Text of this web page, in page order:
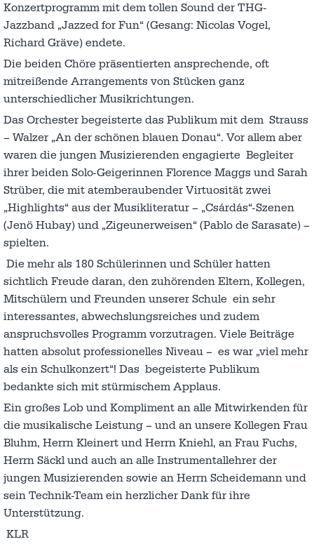
Konzertprogramm mit dem tollen Sound der THG-
Jazzband „Jazzed for Fun“ (Gesang: Nicolas Vogel,
Richard Gräve) endete.
Die beiden Chöre präsentierten ansprechende, oft
mitreißende Ar­rangements von Stücken ganz
unterschiedlicher Musikrichtun­gen.
Das Orchester begeisterte das Publikum mit dem Strauss
– Walzer „An der schönen blauen Donau“. Vor allem aber
waren die jun­gen Musizierenden engagierte Begleiter
ihrer beiden Solo-Geige­rinnen Florence Maggs und Sarah
Strüber, die mit atemberaubender Virtuo­sität zwei
„Highlights“ aus der Musikliteratur – „Csárdás“-Szenen
(Jenö Hubay) und „Zigeunerweisen“ (Pablo de Sarasate) –
spiel­ten.
Die mehr als 180 Schülerinnen und Schüler hatten
sichtlich Freude daran, den zuhörenden Eltern, Kollegen,
Mitschülern und Freunden unserer Schule ein sehr
interessantes, abwechslungsrei­ches und zudem
anspruchsvolles Programm vorzutragen. Viele Beiträge
hatten absolut professionelles Niveau – es war „viel mehr
als ein Schulkonzert“! Das begeisterte Publikum
bedankte sich mit stürmischem Applaus.
Ein großes Lob und Kompliment an alle Mitwirkenden für
die musikalische Leistung – und an unsere Kollegen Frau
Bluhm, Herrn Kleinert und Herrn Kniehl, an Frau Fuchs,
Herrn Säckl und auch an alle Instrumentallehrer der
jungen Musizierenden sowie an Herrn Scheidemann und
sein Technik-Team ein herzlicher Dank für ihre
Unterstützung.
KLR